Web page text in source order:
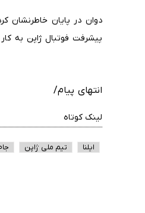
دوان در پایان خاطرنشان
پیشرفت فوتبال ژاپن به
انتهای پیام/
لینک کوتاه
ایلنا تیم ملی ژاپن